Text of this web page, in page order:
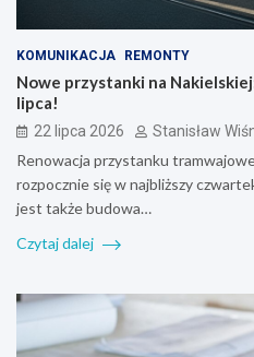
KOMUNIKACJA REMONTY
Nowe przystanki na
lipca!
22 lipca 2026 Stanisław
Renowacja przystanku
rozpocznie się w najbliższy
jest także budowa…
Czytaj dalej